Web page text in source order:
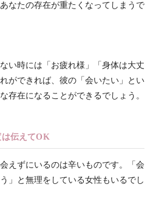
なたの存在が重たくなってしまうで
い時には「お疲れ様」「身体は大丈
ができれば、彼の「会いたい」とい
存在になることができるでしょう。
は伝えてOK
えずにいるのは辛いものです。「会
」と無理をしている女性もいるでし